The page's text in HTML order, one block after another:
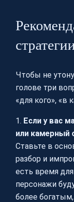
Чтобы не
голове три
«для кого», «в
1. Если у вас
или камерный
Ставьте в
разбор и
есть время
персонажи
более